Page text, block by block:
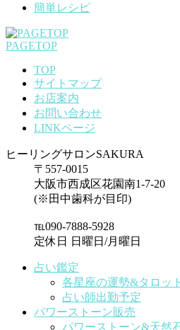
簡単レシピ
PAGETOP
TOP
サイトマップ
お店案内
お問い合わせ
LINKページ
ヒーリングサロンSAKURA
〒557-0015
大阪市西成区花園南1-7-20
(※田中歯科が目印)
℡090-7888-5928
定休日 日曜日/月曜日
占い鑑定
各星座の運勢&タロッ
占い師出勤予定
パワーストーン販売
パワーストーン&天然